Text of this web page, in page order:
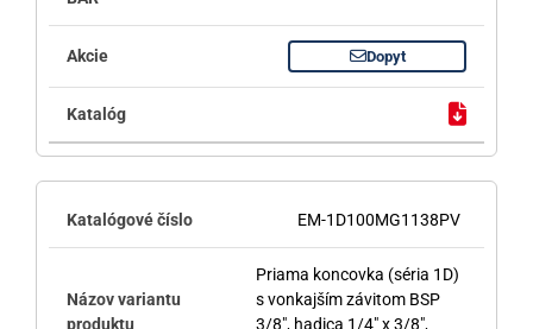
Dopyt
EM-1D100MG1138PV
Priama koncovka (séria 1D)
s vonkajším závitom BSP
3/8", hadica 1/4" x 3/8",